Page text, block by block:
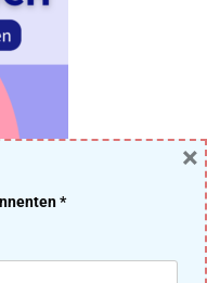
DESIGN MACHT IDEEN
*
×